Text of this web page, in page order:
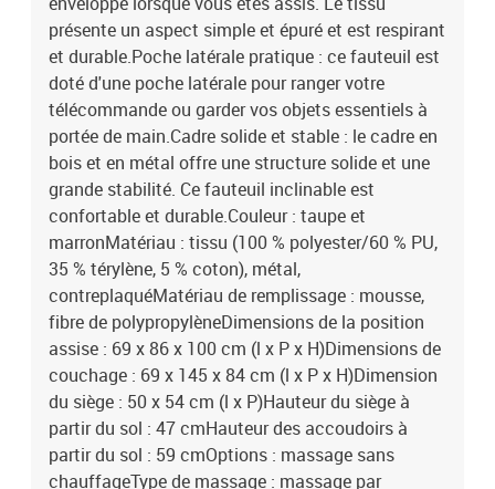
présente un aspect simple et épuré et est respirant
et durable.Poche latérale pratique : ce fauteuil est
doté d'une poche latérale pour ranger votre
télécommande ou garder vos objets essentiels à
portée de main.Cadre solide et stable : le cadre en
bois et en métal offre une structure solide et une
grande stabilité. Ce fauteuil inclinable est
confortable et durable.Couleur : taupe et
marronMatériau : tissu (100 % polyester/60 % PU,
35 % térylène, 5 % coton), métal,
contreplaquéMatériau de remplissage : mousse,
fibre de polypropylèneDimensions de la position
assise : 69 x 86 x 100 cm (l x P x H)Dimensions de
couchage : 69 x 145 x 84 cm (l x P x H)Dimension
du siège : 50 x 54 cm (l x P)Hauteur du siège à
partir du sol : 47 cmHauteur des accoudoirs à
partir du sol : 59 cmOptions : massage sans
chauffageType de massage : massage par